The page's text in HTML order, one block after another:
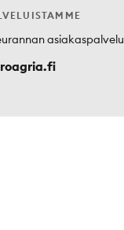
asiakaspalvelu